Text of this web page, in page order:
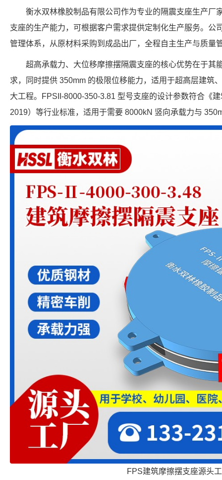
衡水双林橡胶制品有限公司作为专业的隔震支座生产厂
支座的生产能力，可根据客户需求提供定制化生产服务。公
管理体系，从原材料采购到成品出厂，全程自主生产与质量
超高承载力、大位移摩擦摆隔震支座的核心优势在于其
求，同时提供 350mm 的极限位移能力，适用于超高层建筑
大工程。FPSII-8000-350-3.81 型号支座的设计参数符合《
2019）等行业标准，适用于需要 8000kN 竖向承载力与
FPS建筑摩擦摆支座源头